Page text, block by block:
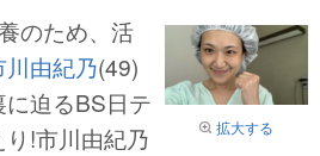
拡大する
のため、活
川由紀乃(49)
迫るBS日テ
!市川由紀乃